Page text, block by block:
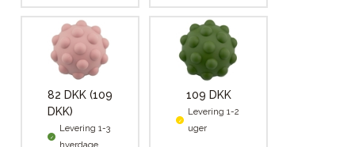
82 DKK (109
DKK)
Levering 1-3
109 DKK
Levering 1-2
uger